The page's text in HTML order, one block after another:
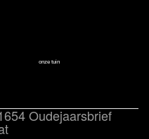
onze tuin
Oudejaarsbrief